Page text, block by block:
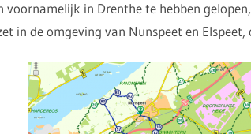
voornamelijk in Drenthe te hebben
in de omgeving van Nunspeet en Elspeet,